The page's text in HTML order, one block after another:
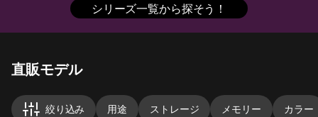
シリーズ一覧から探そう！
直販モデル
絞り込み 用途 ストレージ メモリー カラー